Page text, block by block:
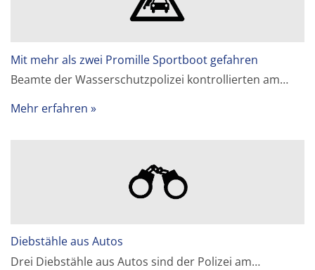
Mit mehr als zwei Promille Sportboot gefahren
Beamte der Wasserschutzpolizei kontrollierten am…
Mehr erfahren
Diebstähle aus Autos
Drei Diebstähle aus Autos sind der Polizei am…